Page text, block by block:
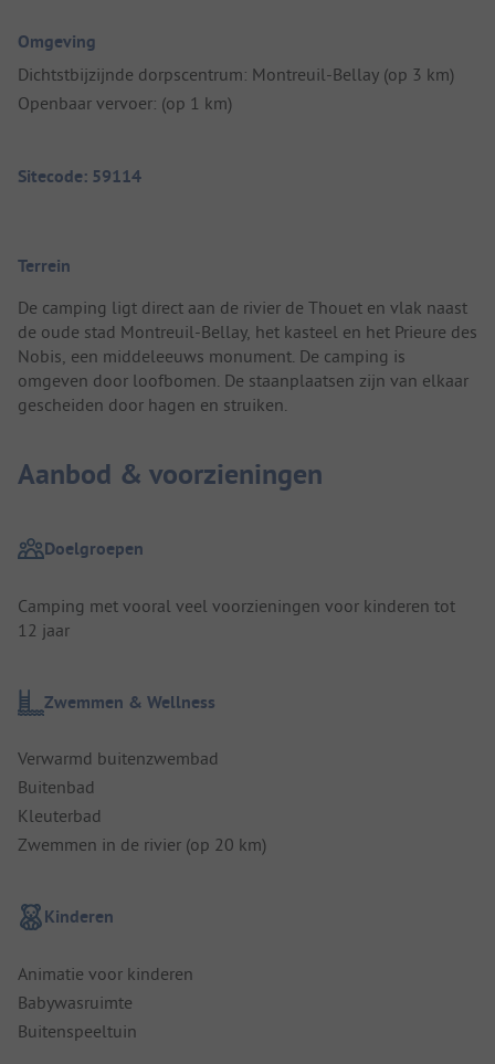
Omgeving
Dichtstbijzijnde dorpscentrum: Montreuil-Bellay (op 3 km)
Openbaar vervoer: (op 1 km)
Sitecode: 59114
Terrein
De camping ligt direct aan de rivier de Thouet en vlak naast
de oude stad Montreuil-Bellay, het kasteel en het Prieure des
Nobis, een middeleeuws monument. De camping is
omgeven door loofbomen. De staanplaatsen zijn van elkaar
gescheiden door hagen en struiken.
Aanbod & voorzieningen
Doelgroepen
Camping met vooral veel voorzieningen voor kinderen tot
12 jaar
Zwemmen & Wellness
Verwarmd buitenzwembad
Buitenbad
Kleuterbad
Zwemmen in de rivier (op 20 km)
Kinderen
Animatie voor kinderen
Babywasruimte
Buitenspeeltuin